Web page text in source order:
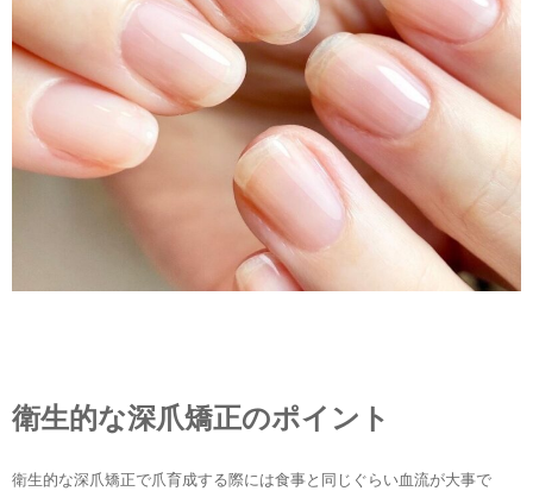
衛生的な深爪矯正のポイント
衛生的な深爪矯正で爪育成する際には食事と同じぐらい血流が大事で